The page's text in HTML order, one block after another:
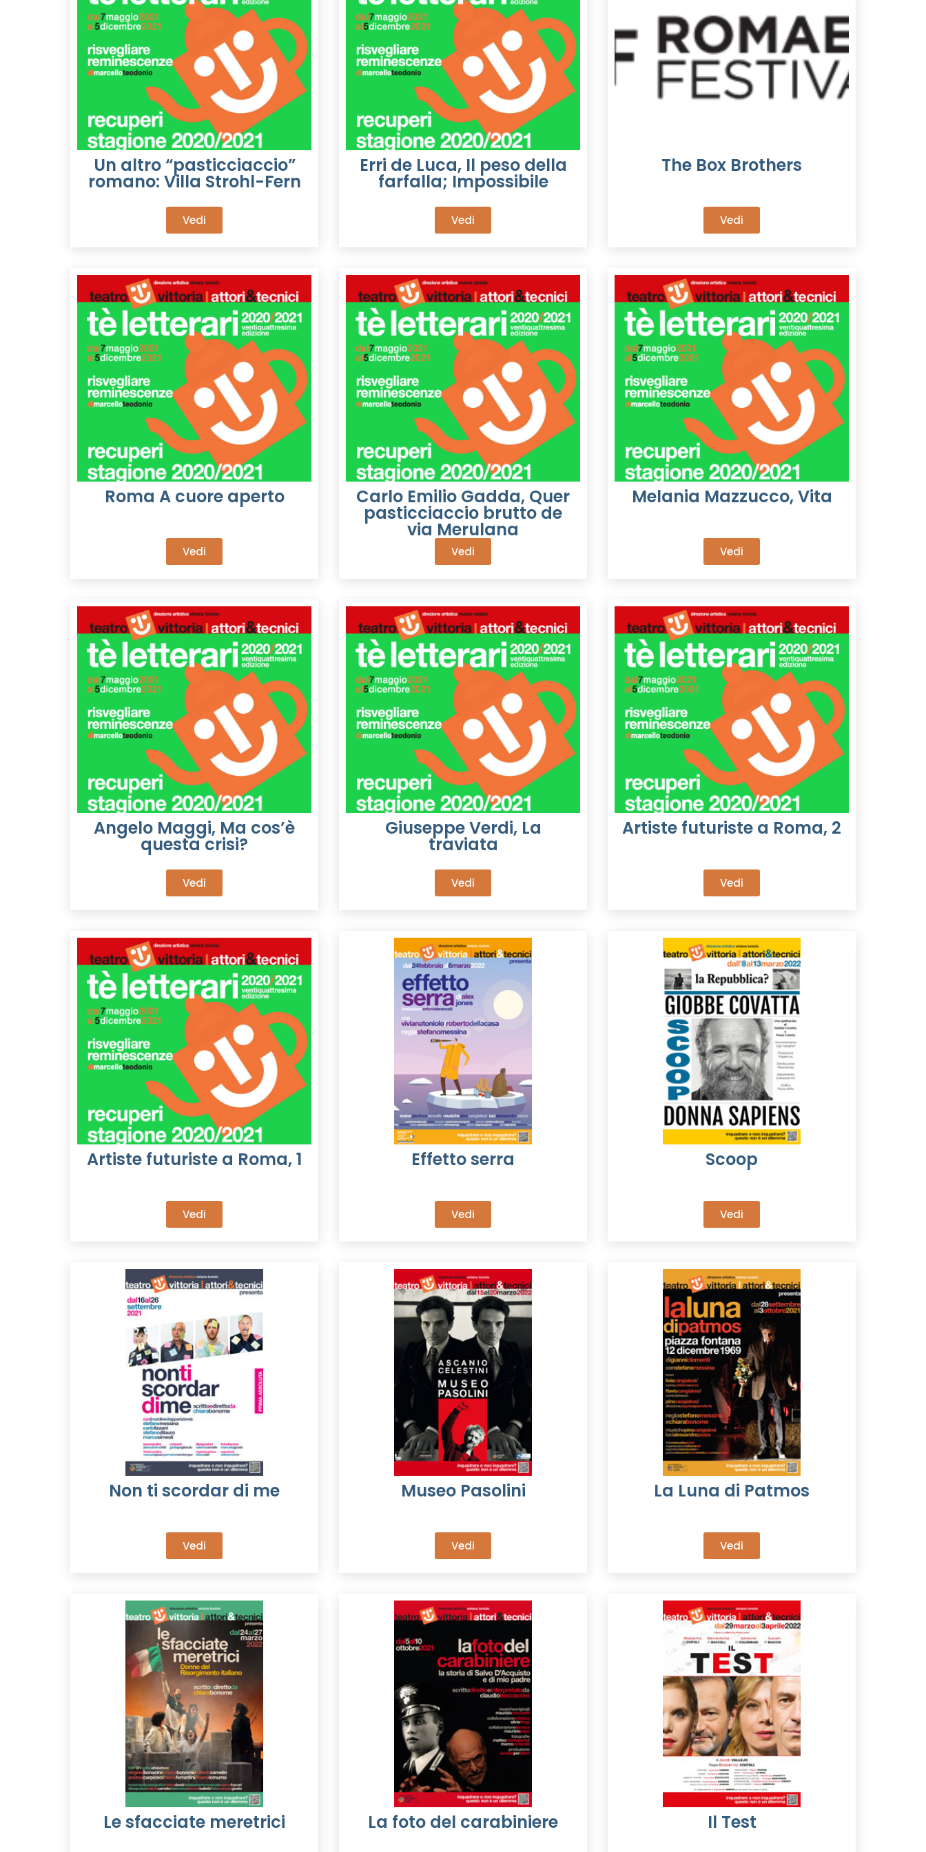
Un altro “pasticciaccio”
romano: Villa Strohl-Fern
Vedi
Erri de Luca, Il peso della
farfalla; Impossibile
Vedi
The Box Brothers
Vedi
Roma A cuore aperto
Vedi
Carlo Emilio Gadda, Quer
pasticciaccio brutto de
via Merulana
Vedi
Melania Mazzucco, Vita
Vedi
Angelo Maggi, Ma cos’è
questa crisi?
Vedi
Giuseppe Verdi, La
traviata
Vedi
Artiste futuriste a Roma, 2
Vedi
Artiste futuriste a Roma, 1
Vedi
Effetto serra
Vedi
Scoop
Vedi
Non ti scordar di me
Vedi
Museo Pasolini
Vedi
La Luna di Patmos
Vedi
Le sfacciate meretrici La foto del carabiniere Il Test